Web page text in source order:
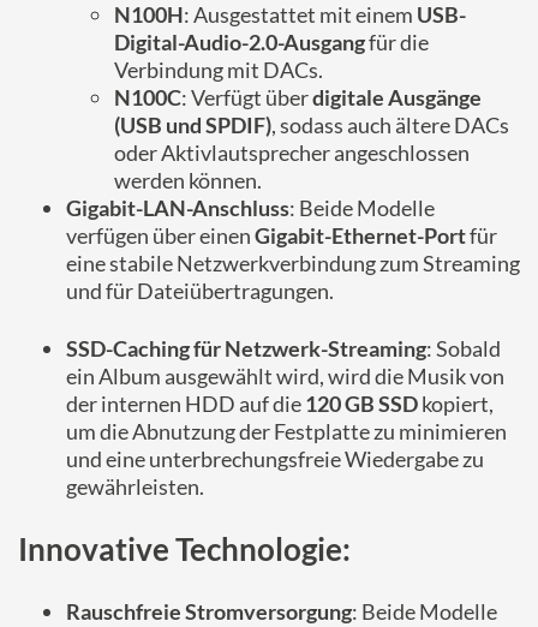
N100H: Ausgestattet mit einem USB-
Digital-Audio-2.0-Ausgangfür die
Verbindung mit DACs.
N100C: Verfügt überdigitale Ausgänge
(USB und SPDIF), sodass auch ältere DACs
oder Aktivlautsprecher angeschlossen
werden können.
Gigabit-LAN-Anschluss: Beide Modelle
verfügen über einenGigabit-Ethernet-Portfür
eine stabile Netzwerkverbindung zum Streaming
und für Dateiübertragungen.
SSD-Caching für Netzwerk-Streaming: Sobald
ein Album ausgewählt wird, wird die Musik von
der internen HDD auf die120 GB SSDkopiert,
um die Abnutzung der Festplatte zu minimieren
und eine unterbrechungsfreie Wiedergabe zu
gewährleisten.
Innovative Technologie:
Rauschfreie Stromversorgung: Beide Modelle